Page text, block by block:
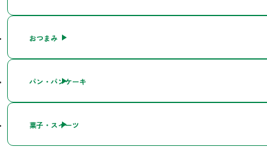
おつまみ
パン・パンケーキ
菓子・スイーツ